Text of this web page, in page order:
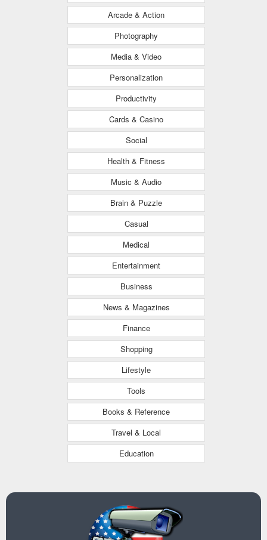
Arcade & Action
Photography
Media & Video
Personalization
Productivity
Cards & Casino
Social
Health & Fitness
Music & Audio
Brain & Puzzle
Casual
Medical
Entertainment
Business
News & Magazines
Finance
Shopping
Lifestyle
Tools
Books & Reference
Travel & Local
Education